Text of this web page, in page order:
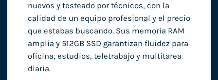
nuevos y testeado por técnicos, con la
calidad de un equipo profesional y el precio
que estabas buscando. Sus memoria RAM
amplia y 512GB SSD garantizan fluidez para
oficina, estudios, teletrabajo y multitarea
diaria.